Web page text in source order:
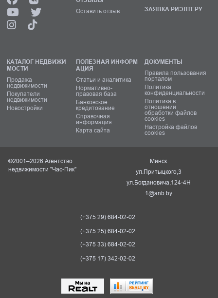
Оставить отзыв
ЗАЯВКА РИЭЛТЕРУ
КАТАЛОГ НЕДВИЖИ
МОСТИ
Продажа
недвижимости
Покупатели
недвижимости
Новостройки
ПОЛЕЗНАЯ ИНФОРМ
АЦИЯ
Статьи и аналитика
Нормативно-
правовая база
Банковское
кредитование
Справочная
информация
Карта сайта
ДОКУМЕНТЫ
Правила пользования
порталом
Политика
конфиденциальности
Политика в
отношении
обработки файлов
cookies
Настройка файлов
cookies
©2001–2026 Агентство
недвижимости "Час-Пик"
Минск
ул.Притыцкого,3
ул.Богдановича,124-4Н
1@anb.by
(+375 29) 684-02-02
(+375 25) 684-02-02
(+375 33) 684-02-02
(+375 17) 342-02-02